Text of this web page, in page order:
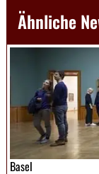
Ähnliche
Basel